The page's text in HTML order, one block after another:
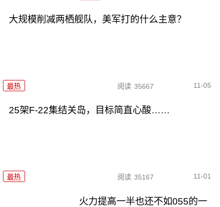
大规模削减两栖舰队，美军打的什么主意？
最热 阅读 35667 11-05
25架F-22集结关岛，目标简直心酸……
最热 阅读 35167 11-01
火力提高一半也还不如055的一